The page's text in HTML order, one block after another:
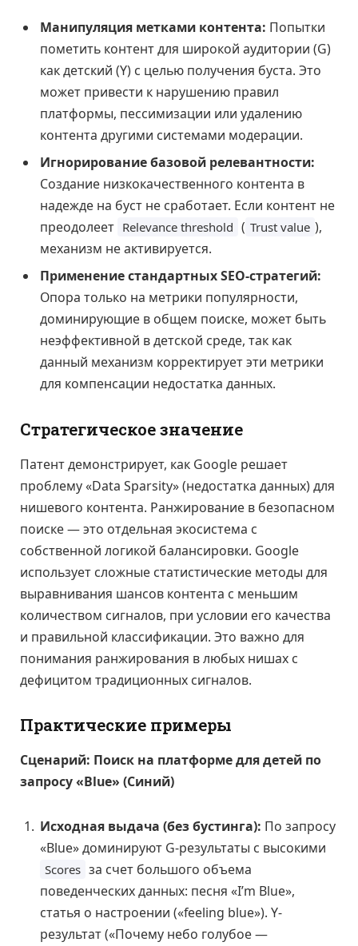
Манипуляция метками контента: Попытки
пометить контент для широкой аудитории (G)
как детский (Y) с целью получения буста. Это
может привести к нарушению правил
платформы, пессимизации или удалению
контента другими системами модерации.
Игнорирование базовой релевантности:
Создание низкокачественного контента в
надежде на буст не сработает. Если контент не
преодолеет Relevance threshold ( Trust value ),
механизм не активируется.
Применение стандартных SEO-стратегий:
Опора только на метрики популярности,
доминирующие в общем поиске, может быть
неэффективной в детской среде, так как
данный механизм корректирует эти метрики
для компенсации недостатка данных.
Стратегическое значение
Патент демонстрирует, как Google решает
проблему «Data Sparsity» (недостатка данных) для
нишевого контента. Ранжирование в безопасном
поиске — это отдельная экосистема с
собственной логикой балансировки. Google
использует сложные статистические методы для
выравнивания шансов контента с меньшим
количеством сигналов, при условии его качества
и правильной классификации. Это важно для
понимания ранжирования в любых нишах с
дефицитом традиционных сигналов.
Практические примеры
Сценарий: Поиск на платформе для детей по
запросу «Blue» (Синий)
Исходная выдача (без бустинга): По запросу
«Blue» доминируют G-результаты с высокими
Scores за счет большого объема
поведенческих данных: песня «I’m Blue»,
статья о настроении («feeling blue»). Y-
результат («Почему небо голубое —